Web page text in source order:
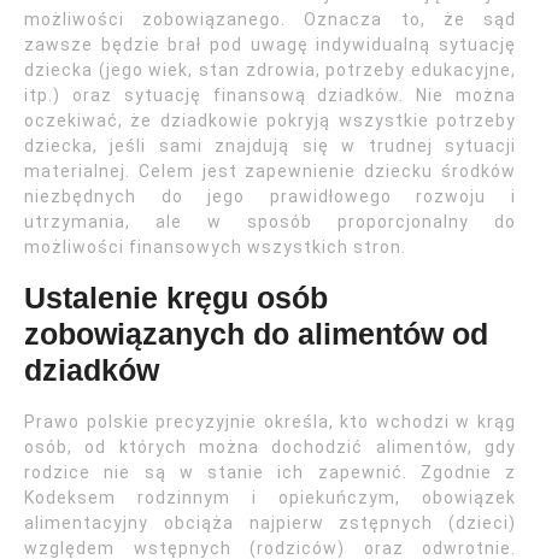
możliwości zobowiązanego. Oznacza to, że sąd
zawsze będzie brał pod uwagę indywidualną sytuację
dziecka (jego wiek, stan zdrowia, potrzeby edukacyjne,
itp.) oraz sytuację finansową dziadków. Nie można
oczekiwać, że dziadkowie pokryją wszystkie potrzeby
dziecka, jeśli sami znajdują się w trudnej sytuacji
materialnej. Celem jest zapewnienie dziecku środków
niezbędnych do jego prawidłowego rozwoju i
utrzymania, ale w sposób proporcjonalny do
możliwości finansowych wszystkich stron.
Ustalenie kręgu osób
zobowiązanych do alimentów od
dziadków
Prawo polskie precyzyjnie określa, kto wchodzi w krąg
osób, od których można dochodzić alimentów, gdy
rodzice nie są w stanie ich zapewnić. Zgodnie z
Kodeksem rodzinnym i opiekuńczym, obowiązek
alimentacyjny obciąża najpierw zstępnych (dzieci)
względem wstępnych (rodziców) oraz odwrotnie.